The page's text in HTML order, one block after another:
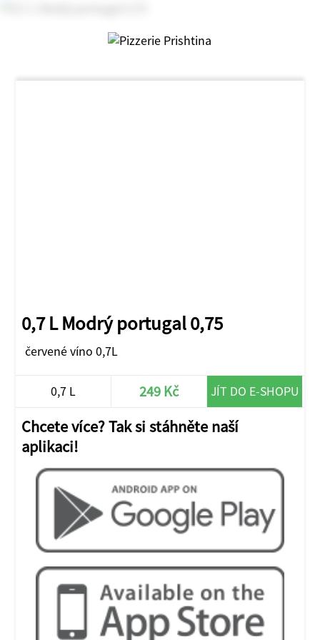
0,7 L Modrý portugal 0,75
červené víno 0,7L
0,7 L 249 Kč JÍT DO E-SHOPU
Chcete více? Tak si stáhněte naší
aplikaci!